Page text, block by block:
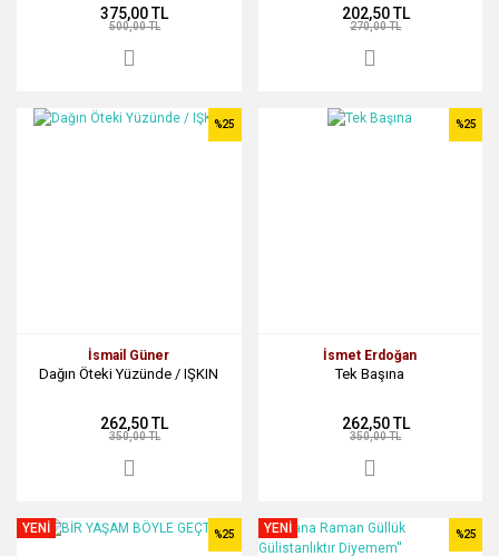
375,00 TL
500,00 TL
202,50 TL
270,00 TL
İsmail Güner
Dağın Öteki Yüzünde / IŞKIN
%25
262,50 TL
350,00 TL
İsmet Erdoğan
Tek Başına
%25
262,50 TL
350,00 TL
YENİ %25 YENİ %25